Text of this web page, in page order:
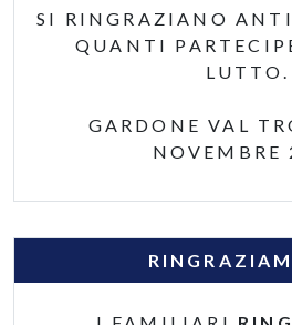
SI RINGRAZIANO
QUANTI
LUTTO.
GARDONE VAL
NOVEMBRE